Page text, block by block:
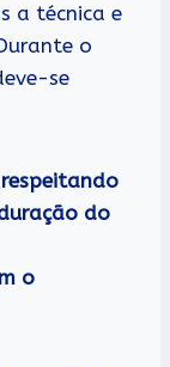
a técnica e
o
se
do
o